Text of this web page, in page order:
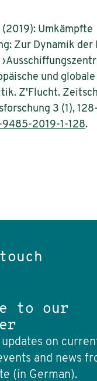
(2019): Umkämpfte
Zur Dynamik der
und globale
Z'Flucht.
3 (1),
2019-1-128.
to our
on
and news
(in German).